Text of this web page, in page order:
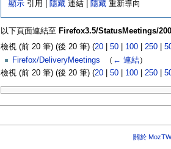
顯示 引用 | 隱藏 連結 | 隱藏 重新導向
以下頁面連結至 Firefox3.5/StatusMeetings/
檢視 (前 20 筆) (後 20 筆) (20| 50| 100| 250|
Firefox/DeliveryMeetings
（ ← 連結）
檢視 (前 20 筆) (後 20 筆) (20| 50| 100| 250|
關於